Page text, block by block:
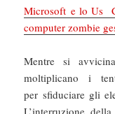
Microsoft e lo Us
computer zombie
Mentre si
moltiplicano i
per sfiduciare gli
L’interruzione